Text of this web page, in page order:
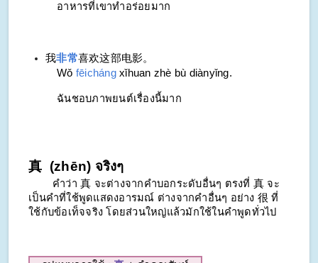
อาหารที่เขาทำอร่อยมาก
我非常喜欢这部电影。
Wǒ fēichángxǐhuan zhè bù diànyǐng.
ฉันชอบภาพยนต์เรื่องนี้มาก
真 (zhēn) จริงๆ
คำว่า 真 จะต่างจากคำบอกระดับอื่นๆ ตรงที่ 真 จะ
เป็นคำที่ใช้พูดแสดงอารมณ์ ต่างจากคำอื่นๆ อย่าง 很 ที่
ใช้กับข้อเท็จจริง โดยส่วนใหญ่แล้วมักใช้ในคำพูดทั่วไป